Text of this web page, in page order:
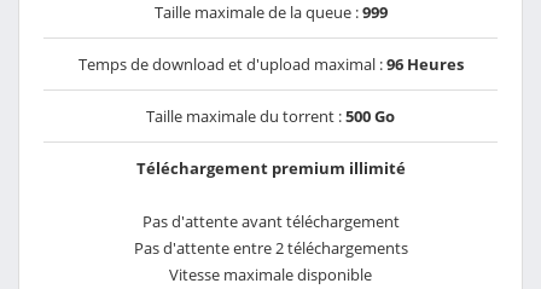
Taille maximale de la queue :999
Temps de download et d'upload maximal :96 Heures
Taille maximale du torrent :500 Go
Téléchargement premium illimité
Pas d'attente avant téléchargement
Pas d'attente entre 2 téléchargements
Vitesse maximale disponible